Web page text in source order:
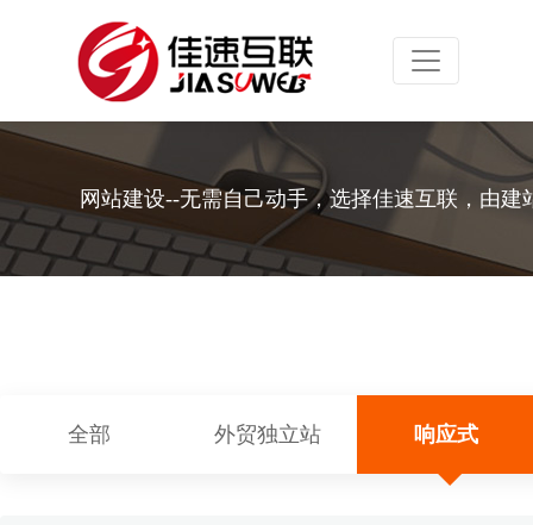
Toggle
网站建设--无需自己动手，选择佳速互联，由建
全部 外贸独立站 响应式